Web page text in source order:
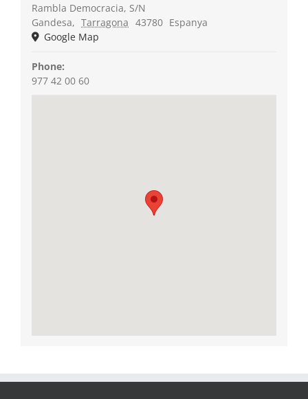
Rambla Democracia, S/N
Gandesa, Tarragona 43780 Espanya
Google Map
Phone:
977 42 00 60